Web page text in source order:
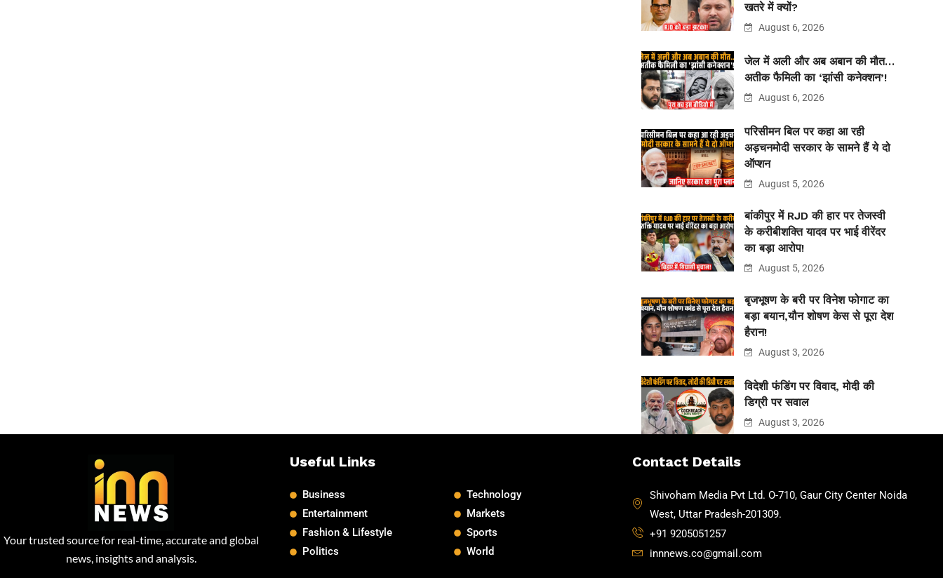
खतरे में क्यों?
August 6, 2026
जेल में अली और अब अबान की मौत…
अतीक फैमिली का ‘झांसी कनेक्शन’!
August 6, 2026
परिसीमन बिल पर कहा आ रही
अड़चनमोदी सरकार के सामने हैं ये दो
ऑप्शन
August 5, 2026
बांकीपुर में RJD की हार पर तेजस्वी
के करीबीशक्ति यादव पर भाई वीरेंदर
का बड़ा आरोप!
August 5, 2026
बृजभूषण के बरी पर विनेश फोगाट का
बड़ा बयान,यौन शोषण केस से पूरा देश
हैरान!
August 3, 2026
विदेशी फंडिंग पर विवाद, मोदी की
डिग्री पर सवाल
August 3, 2026
Your trusted source for real-time, accurate and global
news, insights and analysis.
Useful Links
Business
Entertainment
Fashion & Lifestyle
Politics
Technology
Markets
Sports
World
Contact Details
Shivoham Media Pvt Ltd. O-710, Gaur City Center Noida
West, Uttar Pradesh-201309.
+91 9205051257
innnews.co@gmail.com